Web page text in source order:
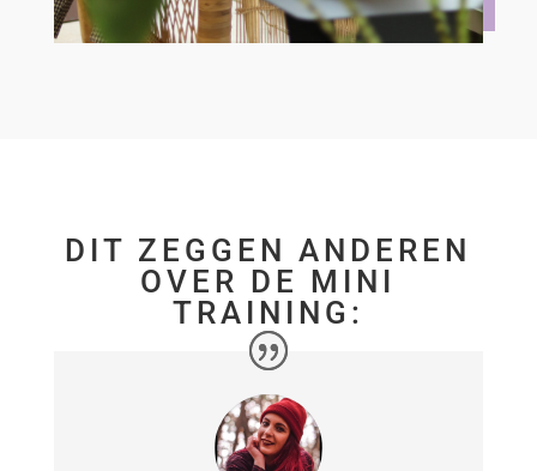
DIT ZEGGEN ANDEREN
OVER DE MINI
TRAINING: